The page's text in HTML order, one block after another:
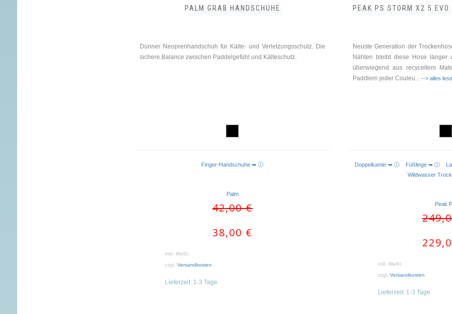
PALM GRAB HANDSCHUHE
Dünner Neoprenhandschuh für Kälte- und Verletzungsschutz. Die
sichere Balance zwischen Paddelgefühl und Kälteschutz.
Finger-Handschuhe ➥ ⓘ
Palm
42,00€
38,00 €
inkl. MwSt.
zzgl. Versandkosten
Lieferzeit: 1-3 Tage
PEAK PS STORM X2.5 EVO
Neuste Generation der
Nähten bleibt diese Hose länger
überwiegend aus recyceltem
Paddlern jeder Couleu ... --> alles
Doppelkamin ➥ ⓘ Füßlinge ➥ ⓘ
Wildwasser
Peak
inkl. MwSt.
zzgl. Versandkosten
Lieferzeit: 1-3 Tage